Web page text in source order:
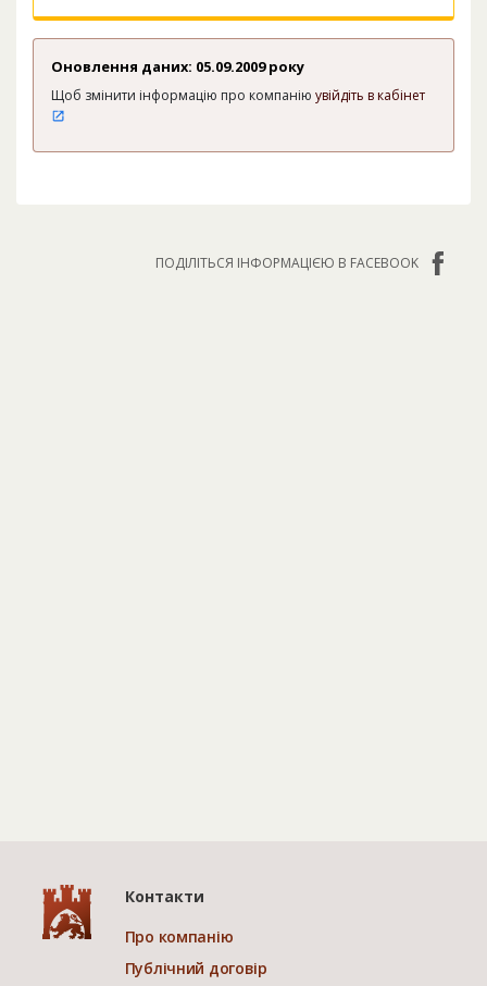
Оновлення даних: 05.09.2009 року
Щоб змінити інформацію про компанію увійдіть в кабінет
ПОДІЛІТЬСЯ ІНФОРМАЦІЄЮ В FACEBOOK
Контакти
Про компанію
Публічний договір